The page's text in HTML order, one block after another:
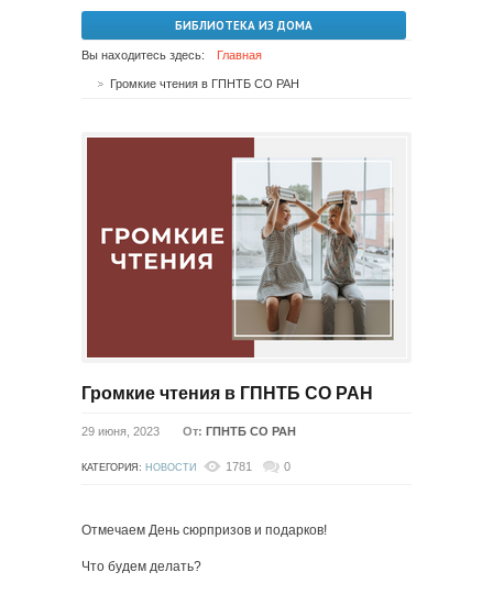
БИБЛИОТЕКА ИЗ ДОМА
Вы находитесь здесь: Главная
Громкие чтения в ГПНТБ СО РАН
Громкие чтения в ГПНТБ СО РАН
29 июня, 2023 От: ГПНТБ СО РАН
КАТЕГОРИЯ: НОВОСТИ 1781 0
Отмечаем День сюрпризов и подарков!
Что будем делать?